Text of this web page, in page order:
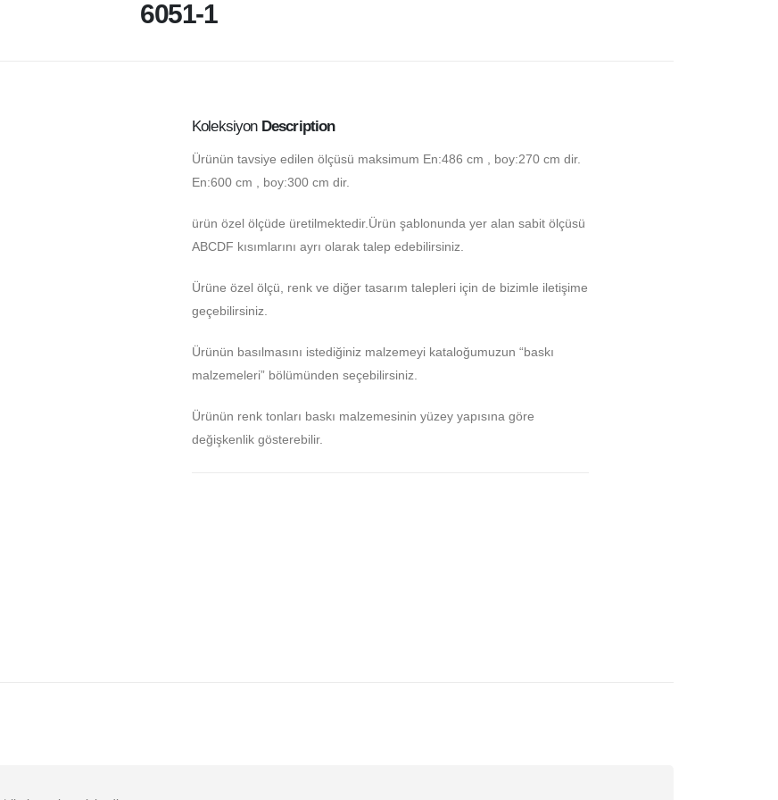
6051-1
Koleksiyon Description
Ürünün tavsiye edilen ölçüsü maksimum En:486 cm , boy:270 cm dir.
En:600 cm , boy:300 cm dir.
ürün özel ölçüde üretilmektedir.Ürün şablonunda yer alan sabit ölçüsü
ABCDF kısımlarını ayrı olarak talep edebilirsiniz.
Ürüne özel ölçü, renk ve diğer tasarım talepleri için de bizimle iletişime
geçebilirsiniz.
Ürünün basılmasını istediğiniz malzemeyi kataloğumuzun “baskı
malzemeleri” bölümünden seçebilirsiniz.
Ürünün renk tonları baskı malzemesinin yüzey yapısına göre
değişkenlik gösterebilir.